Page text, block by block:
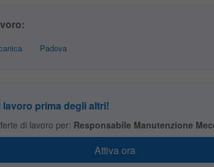
Padova
prima degli altri!
di lavoro per: Responsabile Manutenzione